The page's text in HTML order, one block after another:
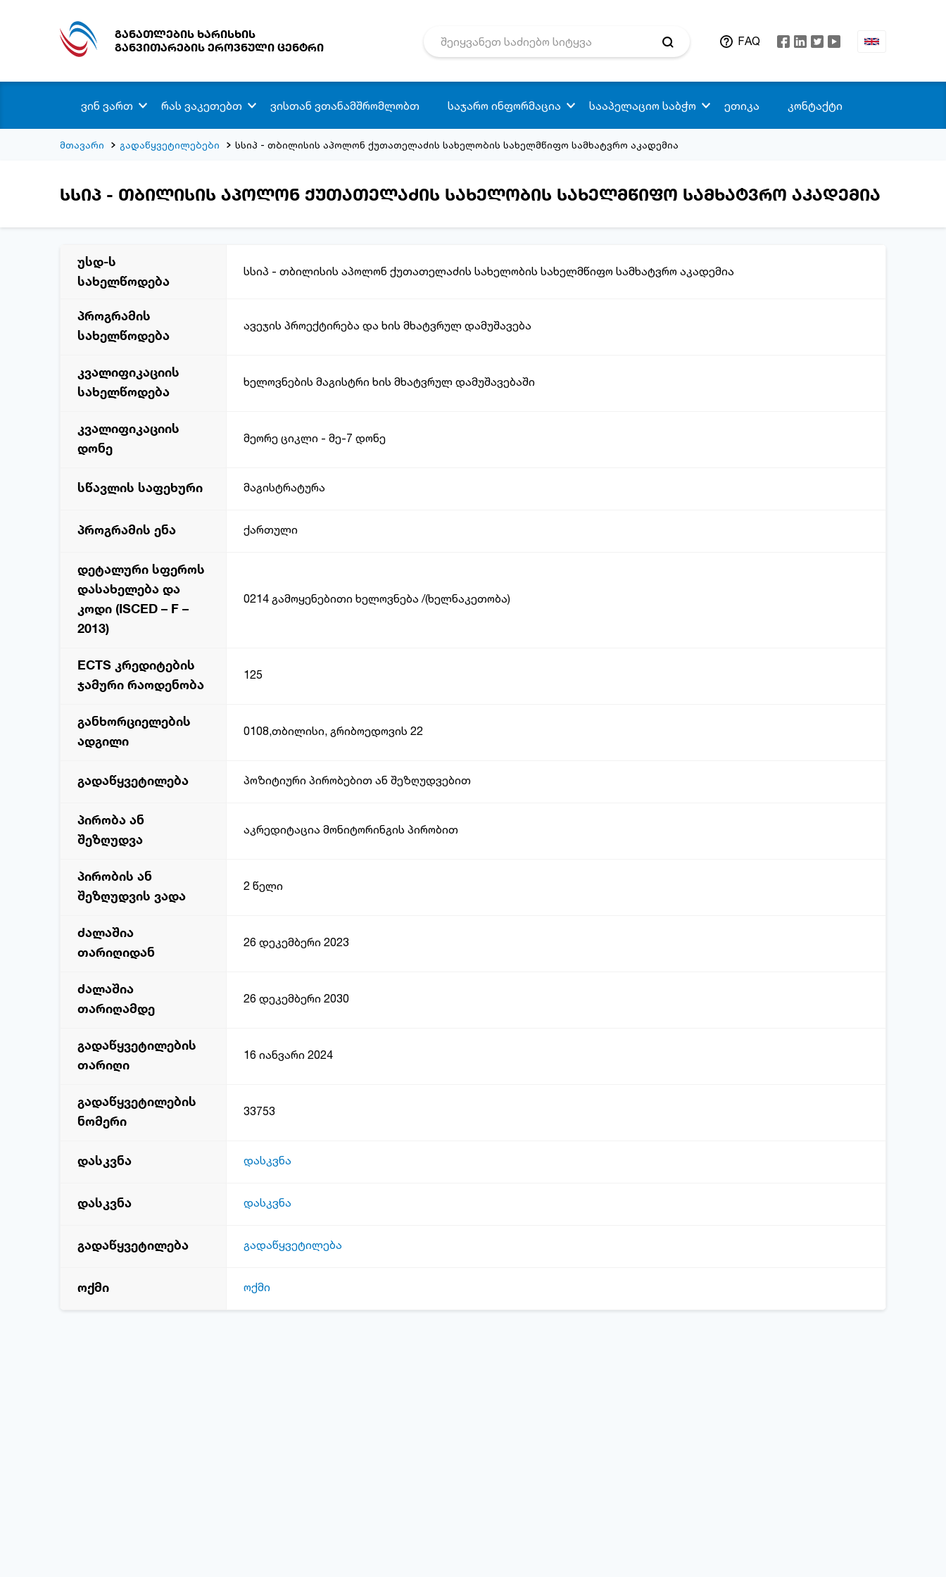
განათლების ხარისხის
განვითარების ეროვნული ცენტრი
FAQ
ვინ ვართ რას ვაკეთებთ ვისთან ვთანამშრომლობთ საჯარო ინფორმაცია სააპელაციო საბჭო ეთიკა კონტაქტი
მთავარი გადაწყვეტილებები სსიპ - თბილისის აპოლონ ქუთათელაძის სახელობის სახელმწიფო სამხატვრო აკადემია
სსიპ - თბილისის აპოლონ ქუთათელაძის სახელობის სახელმწიფო სამხატვრო აკადემია
უსდ-ს
სახელწოდება
სსიპ - თბილისის აპოლონ ქუთათელაძის სახელობის სახელმწიფო სამხატვრო აკადემია
პროგრამის
სახელწოდება
ავეჯის პროექტირება და ხის მხატვრულ დამუშავება
კვალიფიკაციის
სახელწოდება
ხელოვნების მაგისტრი ხის მხატვრულ დამუშავებაში
კვალიფიკაციის
დონე
მეორე ციკლი - მე-7 დონე
სწავლის საფეხური მაგისტრატურა
პროგრამის ენა ქართული
დეტალური სფეროს
დასახელება და
კოდი (ISCED – F –
2013)
0214 გამოყენებითი ხელოვნება /(ხელნაკეთობა)
ECTS კრედიტების
ჯამური რაოდენობა
125
განხორციელების
ადგილი
0108,თბილისი, გრიბოედოვის 22
გადაწყვეტილება პოზიტიური პირობებით ან შეზღუდვებით
პირობა ან
შეზღუდვა
აკრედიტაცია მონიტორინგის პირობით
პირობის ან
შეზღუდვის ვადა
2 წელი
ძალაშია
თარიღიდან
26 დეკემბერი 2023
ძალაშია
თარიღამდე
26 დეკემბერი 2030
გადაწყვეტილების
თარიღი
16 იანვარი 2024
გადაწყვეტილების
ნომერი
33753
დასკვნა დასკვნა
დასკვნა დასკვნა
გადაწყვეტილება გადაწყვეტილება
ოქმი ოქმი